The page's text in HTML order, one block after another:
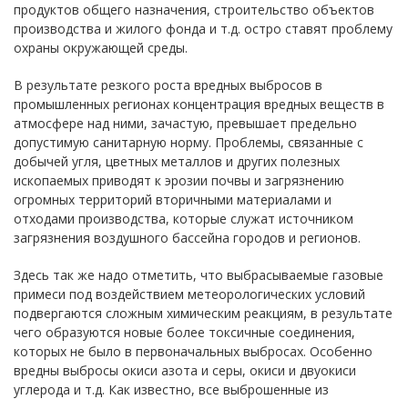
продуктов общего назначения, строительство объектов
производства и жилого фонда и т.д. остро ставят проблему
охраны окружающей среды.
В результате резкого роста вредных выбросов в
промышленных регионах концентрация вредных веществ в
атмосфере над ними, зачастую, превышает предельно
допустимую санитарную норму. Проблемы, связанные с
добычей угля, цветных металлов и других полезных
ископаемых приводят к эрозии почвы и загрязнению
огромных территорий вторичными материалами и
отходами производства, которые служат источником
загрязнения воздушного бассейна городов и регионов.
Здесь так же надо отметить, что выбрасываемые газовые
примеси под воздействием метеорологических условий
подвергаются сложным химическим реакциям, в результате
чего образуются новые более токсичные соединения,
которых не было в первоначальных выбросах. Особенно
вредны выбросы окиси азота и серы, окиси и двуокиси
углерода и т.д. Как известно, все выброшенные из